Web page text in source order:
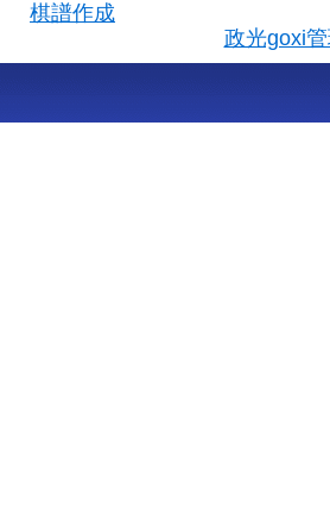
棋譜作成
政光goxi